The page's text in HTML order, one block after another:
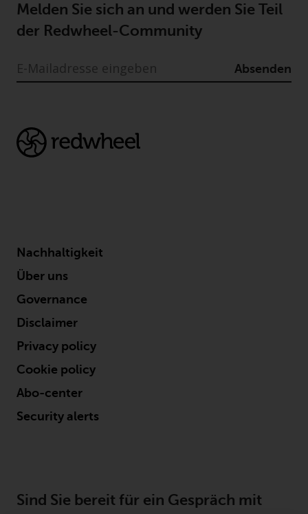
Melden Sie sich an und werden Sie Teil
der Redwheel-Community
Absenden
Nachhaltigkeit
Über uns
Governance
Disclaimer
Privacy policy
Cookie policy
Abo-center
Security alerts
Sind Sie bereit für ein Gespräch mit